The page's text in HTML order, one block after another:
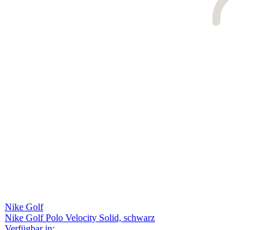
Nike Golf
Nike Golf Polo Velocity Solid, schwarz